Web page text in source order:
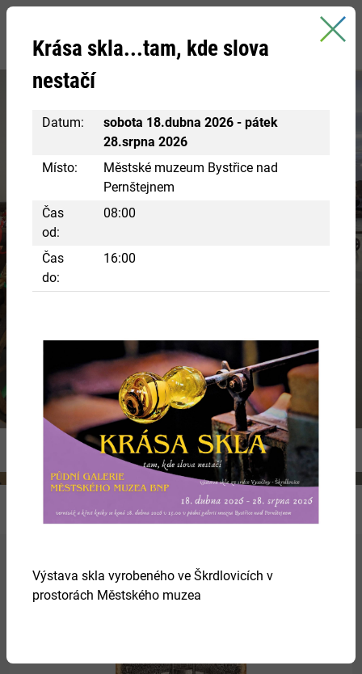
oficiální stránky města
Navštivte centrum Eden
RÁJ INSPIRACE A POZNÁNÍ
Chcete si vyzkoušet různá řemesla ve starobylých
VÍCE INFORMACÍ
Více
Krása skla...tam, kde slova
nestačí
Datum:
sobota 18.dubna 2026 - pátek
28.srpna 2026
Místo:
Městské muzeum Bystřice nad
Pernštejnem
Čas
od:
08:00
Čas
do:
16:00
Výstava skla vyrobeného ve Škrdlovicích v
prostorách Městského muzea